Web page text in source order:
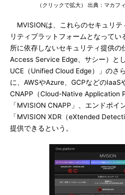
（クリックで拡大） 出典：マカフ
MVISIONは、これらのセキュリテ
リティプラットフォームとなって
所に依存しないセキュリティ提供の
Access Service Edge、サシー）と
UCE（Unified Cloud Edge）」のさ
に、AWSやAzure、GCPなどのIaaS
CNAPP（Cloud-Native Application
「MVISION CNAPP」、エンドポ
「MVISION XDR（eXtended
提供できるという。